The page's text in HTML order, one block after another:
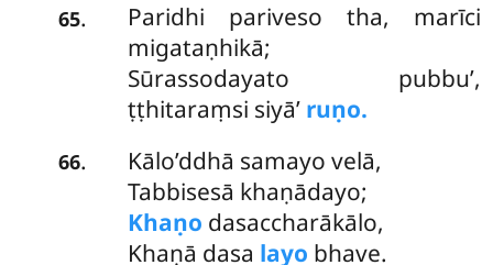
65.
Paridhi pariveso tha, marīci
migataṇhikā;
Sūrassodayato pubbu’,
ṭṭhitaraṃsi siyā’ ruṇo.
66.
Kālo’ddhā samayo velā,
Tabbisesā khaṇādayo;
Khaṇo dasaccharākālo,
Khaṇā dasa layo bhave.